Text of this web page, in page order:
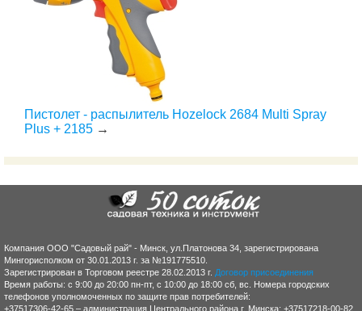
Пистолет - распылитель Hozelock 2684 Multi Spray
Plus + 2185 →
Компания ООО "Садовый рай" - Минск, ул.Платонова 34, зарегистрирована
Мингорисполком от 30.01.2013 г. за №191775510.
Зарегистрирован в Торговом реестре 28.02.2013 г. Договор присоединения
Время работы: с 9:00 до 20:00 пн-пт, с 10:00 до 18:00 сб, вс. Номера городских
телефонов уполномоченных по защите прав потребителей:
+37517306-42-65 – администрация Центрального района г. Минска; +37517218-00-82